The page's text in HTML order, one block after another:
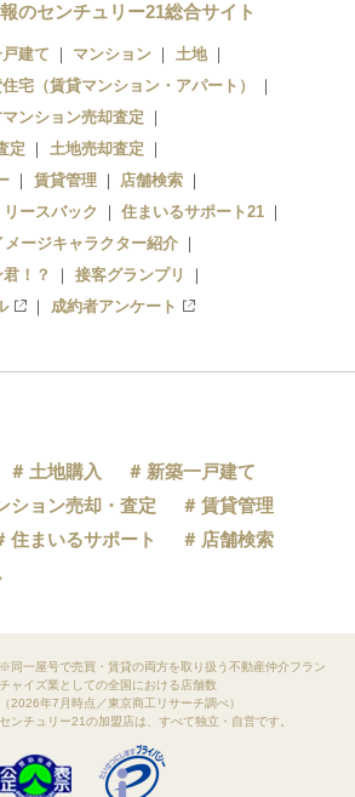
のセンチュリー21総合サイト
建て マンション
土地
宅（賃貸マンション・アパート）
ンション売却査定
定
土地売却査定
賃貸管理
店舗検索
リースバック
住まいるサポート21
メージキャラクター紹介
！？
接客グランプリ
成約者アンケート
土地購入
新築一戸建て
ション売却・査定
賃貸管理
住まいるサポート
店舗検索
※同一屋号で売買・賃貸の両方を取り扱う不動産仲介フラン
チャイズ業としての全国における店舗数
（2026年7月時点／東京商工リサーチ調べ）
センチュリー21の加盟店は、すべて独立・自営です。